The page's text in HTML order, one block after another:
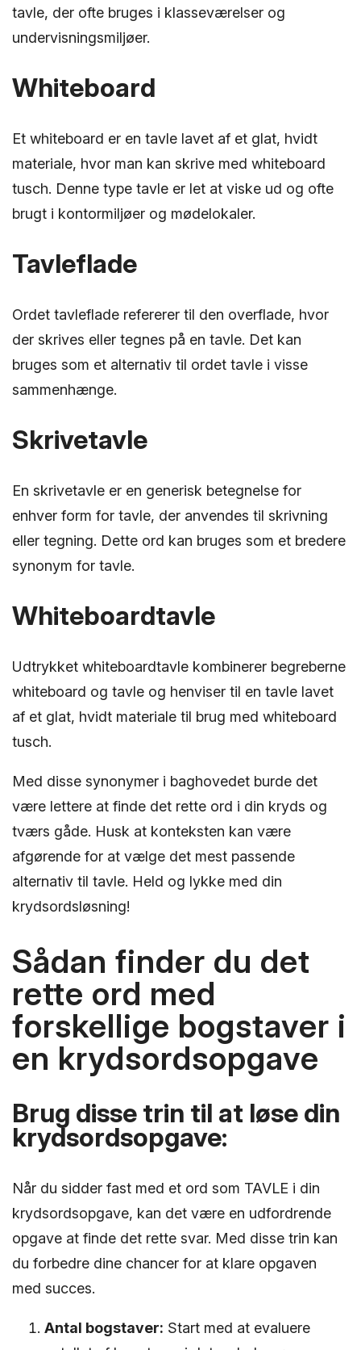
tavle, der ofte bruges i klasseværelser og
undervisningsmiljøer.
Whiteboard
Et whiteboard er en tavle lavet af et glat, hvidt
materiale, hvor man kan skrive med whiteboard
tusch. Denne type tavle er let at viske ud og ofte
brugt i kontormiljøer og mødelokaler.
Tavleflade
Ordet tavleflade refererer til den overflade, hvor
der skrives eller tegnes på en tavle. Det kan
bruges som et alternativ til ordet tavle i visse
sammenhænge.
Skrivetavle
En skrivetavle er en generisk betegnelse for
enhver form for tavle, der anvendes til skrivning
eller tegning. Dette ord kan bruges som et bredere
synonym for tavle.
Whiteboardtavle
Udtrykket whiteboardtavle kombinerer begreberne
whiteboard og tavle og henviser til en tavle lavet
af et glat, hvidt materiale til brug med whiteboard
tusch.
Med disse synonymer i baghovedet burde det
være lettere at finde det rette ord i din kryds og
tværs gåde. Husk at konteksten kan være
afgørende for at vælge det mest passende
alternativ til tavle. Held og lykke med din
krydsordsløsning!
Sådan finder du det
rette ord med
forskellige bogstaver i
en krydsordsopgave
Brug disse trin til at løse din
krydsordsopgave:
Når du sidder fast med et ord som TAVLE i din
krydsordsopgave, kan det være en udfordrende
opgave at finde det rette svar. Med disse trin kan
du forbedre dine chancer for at klare opgaven
med succes.
Antal bogstaver: Start med at evaluere